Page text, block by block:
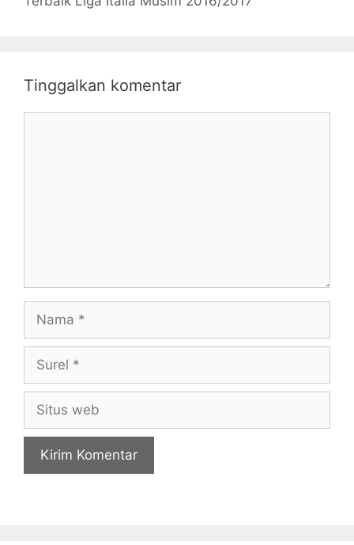
Tinggalkan komentar
web